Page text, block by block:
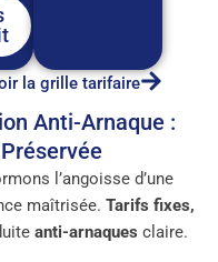
la grille tarifaire
Anti-Arnaque :
l’angoisse d’une
maîtrisée. Tarifs fixes,
anti-arnaques claire.